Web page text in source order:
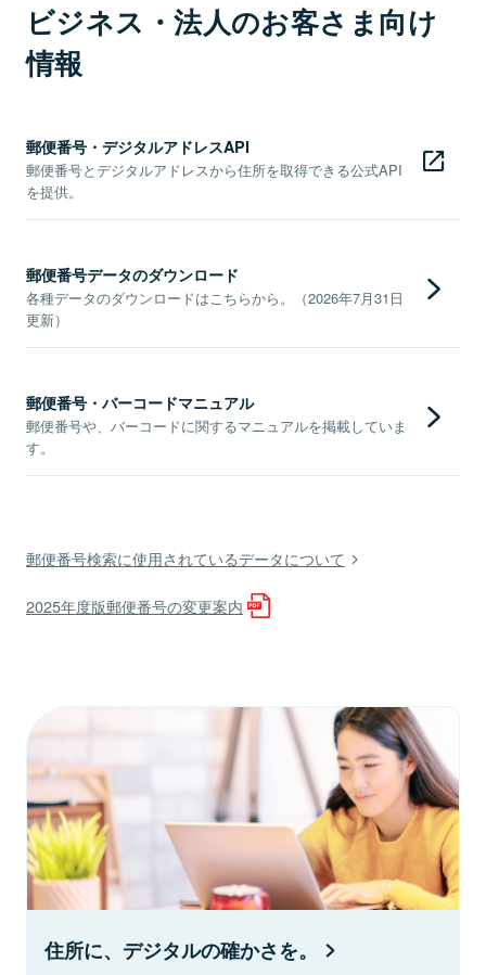
ビジネス・法人のお客さま向け
情報
郵便番号・デジタルアドレスAPI
郵便番号とデジタルアドレスから住所を取得できる公式API
を提供。
郵便番号データのダウンロード
各種データのダウンロードはこちらから。（2026年7月31日
更新）
郵便番号・バーコードマニュアル
郵便番号や、バーコードに関するマニュアルを掲載していま
す。
郵便番号検索に使用されているデータについて
2025年度版郵便番号の変更案内
住所に、デジタルの確かさを。